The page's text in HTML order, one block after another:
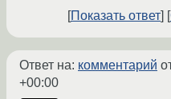
Показать ответ
Ответ на: комментарий
+00:00